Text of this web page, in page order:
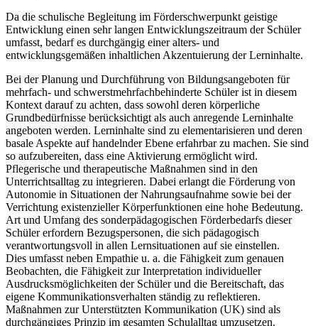
Da die schulische Begleitung im Förderschwerpunkt geistige
Entwicklung einen sehr langen Entwicklungszeitraum der Schüler
umfasst, bedarf es durchgängig einer alters- und
entwicklungsgemäßen inhaltlichen Akzentuierung der Lerninhalte.
Bei der Planung und Durchführung von Bildungsangeboten für
mehrfach- und schwerstmehrfachbehinderte Schüler ist in diesem
Kontext darauf zu achten, dass sowohl deren körperliche
Grundbedürfnisse berücksichtigt als auch anregende Lerninhalte
angeboten werden. Lerninhalte sind zu elementarisieren und deren
basale Aspekte auf handelnder Ebene erfahrbar zu machen. Sie sind
so aufzubereiten, dass eine Aktivierung ermöglicht wird.
Pflegerische und therapeutische Maßnahmen sind in den
Unterrichtsalltag zu integrieren. Dabei erlangt die Förderung von
Autonomie in Situationen der Nahrungsaufnahme sowie bei der
Verrichtung existenzieller Körperfunktionen eine hohe Bedeutung.
Art und Umfang des sonderpädagogischen Förderbedarfs dieser
Schüler erfordern Bezugspersonen, die sich pädagogisch
verantwortungsvoll in allen Lernsituationen auf sie einstellen.
Dies umfasst neben Empathie u. a. die Fähigkeit zum genauen
Beobachten, die Fähigkeit zur Interpretation individueller
Ausdrucksmöglichkeiten der Schüler und die Bereitschaft, das
eigene Kommunikationsverhalten ständig zu reflektieren.
Maßnahmen zur Unterstützten Kommunikation (UK) sind als
durchgängiges Prinzip im gesamten Schulalltag umzusetzen.